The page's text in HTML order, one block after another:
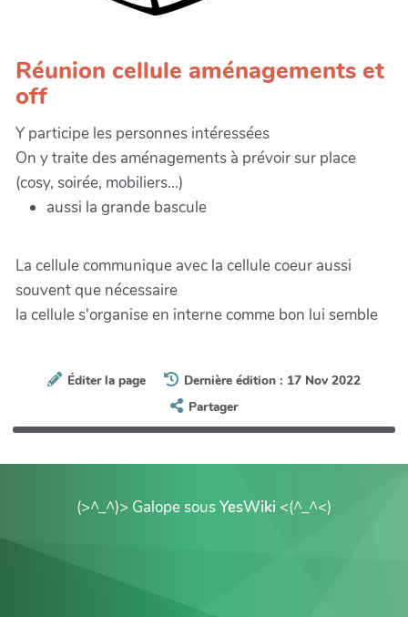
Réunion cellule aménagements et
off
Y participe les personnes intéressées
On y traite des aménagements à prévoir sur place
(cosy, soirée, mobiliers...)
aussi la grande bascule
La cellule communique avec la cellule coeur aussi
souvent que nécessaire
la cellule s'organise en interne comme bon lui semble
Éditer la page
Dernière édition : 17 Nov 2022
Partager
(>^_^)> Galope sousYesWiki <(^_^<)